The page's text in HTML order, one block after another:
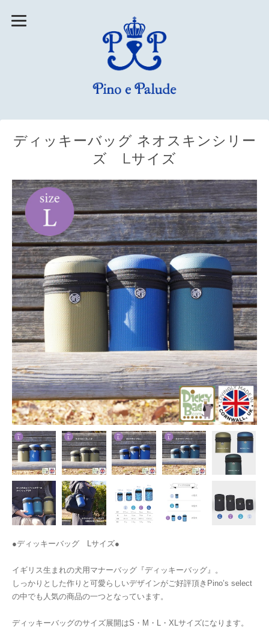
ディッキーバッグ ネオスキンシリー
ズ Lサイズ
●ディッキーバッグ Lサイズ●
イギリス生まれの犬用マナーバッグ『ディッキーバッグ』。
しっかりとした作りと可愛らしいデザインがご好評頂きPino’s select
の中でも人気の商品の一つとなっています。
ディッキーバッグのサイズ展開はS・M・L・XLサイズになります。